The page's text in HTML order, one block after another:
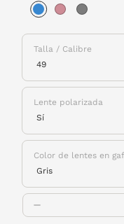
Talla / Calibre
Lente polarizada
Color de lentes en